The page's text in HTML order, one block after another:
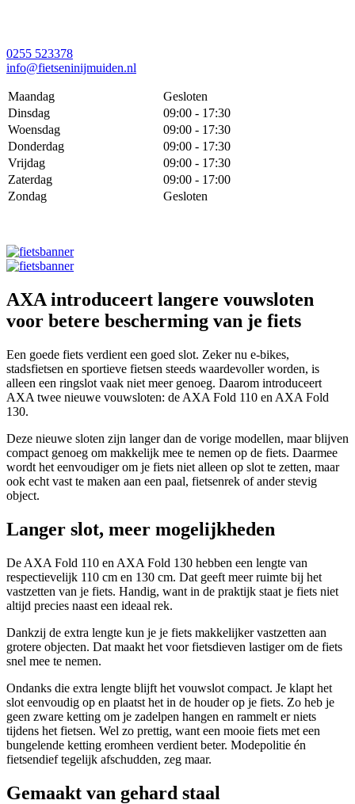
0255 523378
info@fietseninijmuiden.nl
Maandag
Gesloten
Dinsdag
09:00 - 17:30
Woensdag
09:00 - 17:30
Donderdag
09:00 - 17:30
Vrijdag
09:00 - 17:30
Zaterdag
09:00 - 17:00
Zondag
Gesloten
AXA introduceert langere vouwsloten
voor betere bescherming van je fiets
Een goede fiets verdient een goed slot. Zeker nu e-bikes,
stadsfietsen en sportieve fietsen steeds waardevoller worden, is
alleen een ringslot vaak niet meer genoeg. Daarom introduceert
AXA twee nieuwe vouwsloten: de AXA Fold 110 en AXA Fold
130.
Deze nieuwe sloten zijn langer dan de vorige modellen, maar blijven
compact genoeg om makkelijk mee te nemen op de fiets. Daarmee
wordt het eenvoudiger om je fiets niet alleen op slot te zetten, maar
ook echt vast te maken aan een paal, fietsenrek of ander stevig
object.
Langer slot, meer mogelijkheden
De AXA Fold 110 en AXA Fold 130 hebben een lengte van
respectievelijk 110 cm en 130 cm. Dat geeft meer ruimte bij het
vastzetten van je fiets. Handig, want in de praktijk staat je fiets niet
altijd precies naast een ideaal rek.
Dankzij de extra lengte kun je je fiets makkelijker vastzetten aan
grotere objecten. Dat maakt het voor fietsdieven lastiger om de fiets
snel mee te nemen.
Ondanks die extra lengte blijft het vouwslot compact. Je klapt het
slot eenvoudig op en plaatst het in de houder op je fiets. Zo heb je
geen zware ketting om je zadelpen hangen en rammelt er niets
tijdens het fietsen. Wel zo prettig, want een mooie fiets met een
bungelende ketting eromheen verdient beter. Modepolitie én
fietsendief tegelijk afschudden, zeg maar.
Gemaakt van gehard staal